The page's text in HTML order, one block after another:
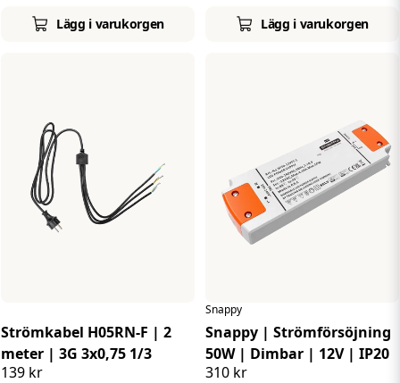
Lägg i varukorgen Lägg i varukorgen
Strömkabel H05RN-F | 2
meter | 3G 3x0,75 1/3
139 kr
Snappy
Snappy | Strömförsöjning
50W | Dimbar | 12V | IP20
310 kr